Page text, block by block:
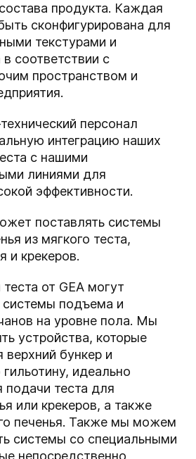
продукта. Каждая
сконфигурирована для
текстурами и
соответствии с
пространством и
персонал
интеграцию наших
с нашими
линиями для
эффективности.
поставлять системы
из мягкого теста,
и крекеров.
от GEA могут
системы подъема и
на уровне пола. Мы
устройства, которые
бункер и
идеально
теста для
или крекеров, а также
печенья. Также мы можем
системы со специальными
непосредственно